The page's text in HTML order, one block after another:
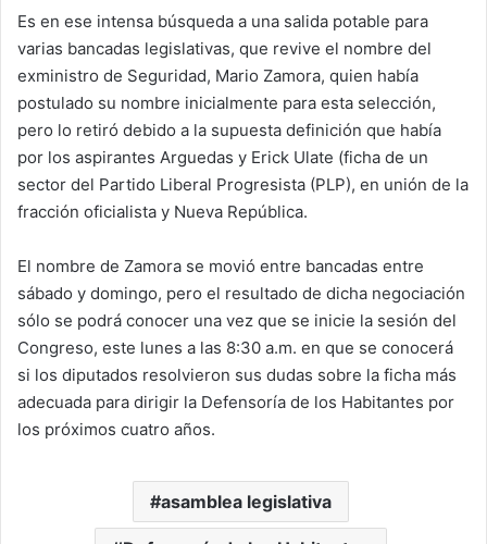
Es en ese intensa búsqueda a una salida potable para
varias bancadas legislativas, que revive el nombre del
exministro de Seguridad, Mario Zamora, quien había
postulado su nombre inicialmente para esta selección,
pero lo retiró debido a la supuesta definición que había
por los aspirantes Arguedas y Erick Ulate (ficha de un
sector del Partido Liberal Progresista (PLP), en unión de la
fracción oficialista y Nueva República.
El nombre de Zamora se movió entre bancadas entre
sábado y domingo, pero el resultado de dicha negociación
sólo se podrá conocer una vez que se inicie la sesión del
Congreso, este lunes a las 8:30 a.m. en que se conocerá
si los diputados resolvieron sus dudas sobre la ficha más
adecuada para dirigir la Defensoría de los Habitantes por
los próximos cuatro años.
asamblea legislativa